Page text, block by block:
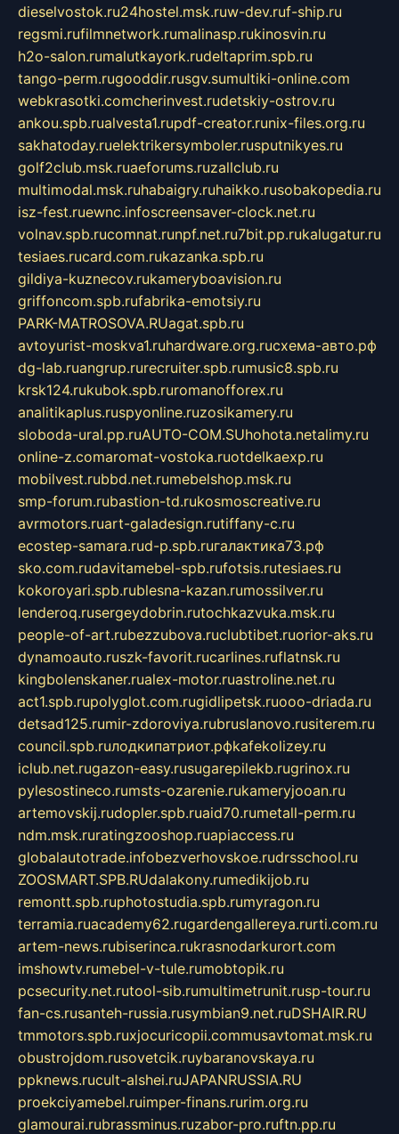
dieselvostok.ru24hostel.msk.ruw-dev.ruf-ship.ru
regsmi.rufilmnetwork.rumalinasp.rukinosvin.ru
h2o-salon.rumalutkayork.rudeltaprim.spb.ru
tango-perm.rugooddir.rusgv.sumultiki-online.com
webkrasotki.comcherinvest.rudetskiy-ostrov.ru
ankou.spb.rualvesta1.rupdf-creator.runix-files.org.ru
sakhatoday.ruelektrikersymboler.rusputnikyes.ru
golf2club.msk.ruaeforums.ruzallclub.ru
multimodal.msk.ruhabaigry.ruhaikko.rusobakopedia.ru
isz-fest.ruewnc.infoscreensaver-clock.net.ru
volnav.spb.rucomnat.runpf.net.ru7bit.pp.rukalugatur.ru
tesiaes.rucard.com.rukazanka.spb.ru
gildiya-kuznecov.rukameryboavision.ru
griffoncom.spb.rufabrika-emotsiy.ru
PARK-MATROSOVA.RUagat.spb.ru
avtoyurist-moskva1.ruhardware.org.ruсхема-авто.рф
dg-lab.ruangrup.rurecruiter.spb.rumusic8.spb.ru
krsk124.rukubok.spb.ruromanofforex.ru
analitikaplus.ruspyonline.ruzosikamery.ru
sloboda-ural.pp.ruAUTO-COM.SUhohota.netalimy.ru
online-z.comaromat-vostoka.ruotdelkaexp.ru
mobilvest.rubbd.net.rumebelshop.msk.ru
smp-forum.rubastion-td.rukosmoscreative.ru
avrmotors.ruart-galadesign.rutiffany-c.ru
ecostep-samara.rud-p.spb.ruгалактика73.рф
sko.com.rudavitamebel-spb.rufotsis.rutesiaes.ru
kokoroyari.spb.rublesna-kazan.rumossilver.ru
lenderoq.rusergeydobrin.rutochkazvuka.msk.ru
people-of-art.rubezzubova.ruclubtibet.ruorior-aks.ru
dynamoauto.ruszk-favorit.rucarlines.ruflatnsk.ru
kingbolenskaner.rualex-motor.ruastroline.net.ru
act1.spb.rupolyglot.com.rugidlipetsk.ruooo-driada.ru
detsad125.rumir-zdoroviya.rubruslanovo.rusiterem.ru
council.spb.ruлодкипатриот.рфkafekolizey.ru
iclub.net.rugazon-easy.rusugarepilekb.rugrinox.ru
pylesostineco.rumsts-ozarenie.rukameryjooan.ru
artemovskij.rudopler.spb.ruaid70.rumetall-perm.ru
ndm.msk.ruratingzooshop.ruapiaccess.ru
globalautotrade.infobezverhovskoe.rudrsschool.ru
ZOOSMART.SPB.RUdalakony.rumedikijob.ru
remontt.spb.ruphotostudia.spb.rumyragon.ru
terramia.ruacademy62.rugardengallereya.rurti.com.ru
artem-news.rubiserinca.rukrasnodarkurort.com
imshowtv.rumebel-v-tule.rumobtopik.ru
pcsecurity.net.rutool-sib.rumultimetrunit.rusp-tour.ru
fan-cs.rusanteh-russia.rusymbian9.net.ruDSHAIR.RU
tmmotors.spb.ruxjocuricopii.commusavtomat.msk.ru
obustrojdom.rusovetcik.ruybaranovskaya.ru
ppknews.rucult-alshei.ruJAPANRUSSIA.RU
proekciyamebel.ruimper-finans.rurim.org.ru
glamourai.rubrassminus.ruzabor-pro.ruftn.pp.ru